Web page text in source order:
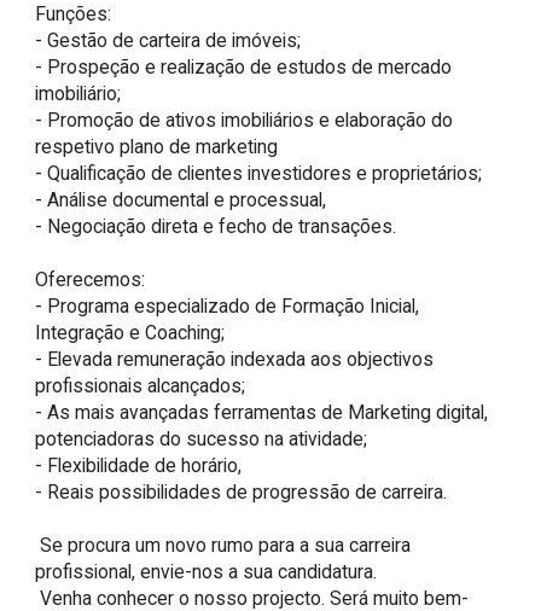
Funções:
- Gestão de carteira de imóveis;
- Prospeção e realização de estudos de mercado
imobiliário;
- Promoção de ativos imobiliários e elaboração do
respetivo plano de marketing
- Qualificação de clientes investidores e proprietários;
- Análise documental e processual,
- Negociação direta e fecho de transações.
Oferecemos:
- Programa especializado de Formação Inicial,
Integração e Coaching;
- Elevada remuneração indexada aos objectivos
profissionais alcançados;
- As mais avançadas ferramentas de Marketing digital,
potenciadoras do sucesso na atividade;
- Flexibilidade de horário,
- Reais possibilidades de progressão de carreira.
Se procura um novo rumo para a sua carreira
profissional, envie-nos a sua candidatura.
Venha conhecer o nosso projecto. Será muito bem-